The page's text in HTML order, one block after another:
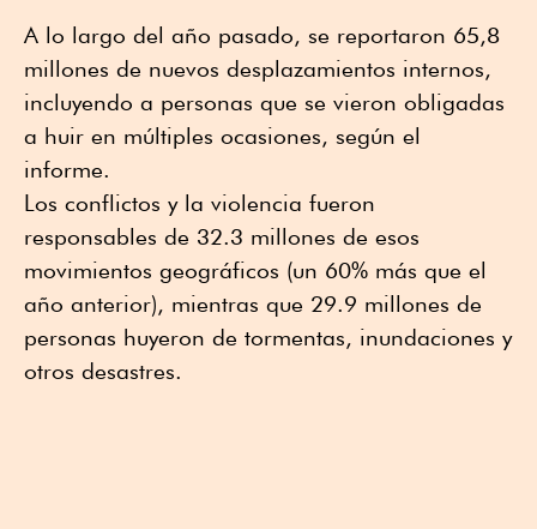
A lo largo del año pasado, se reportaron 65,8
millones de nuevos desplazamientos internos,
incluyendo a personas que se vieron obligadas
a huir en múltiples ocasiones, según el
informe.
Los conflictos y la violencia fueron
responsables de 32.3 millones de esos
movimientos geográficos (un 60% más que el
año anterior), mientras que 29.9 millones de
personas huyeron de tormentas, inundaciones y
otros desastres.